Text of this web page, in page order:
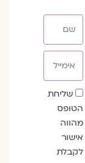
שדה
הסכמה
שליחת
הטופס
מהווה
אישור
לקבלת